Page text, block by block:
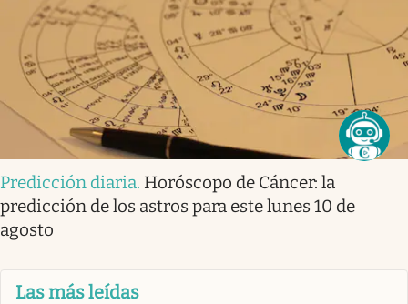
Predicción diaria. Horóscopo de Cáncer: la
predicción de los astros para este lunes 10 de
agosto
Las más leídas